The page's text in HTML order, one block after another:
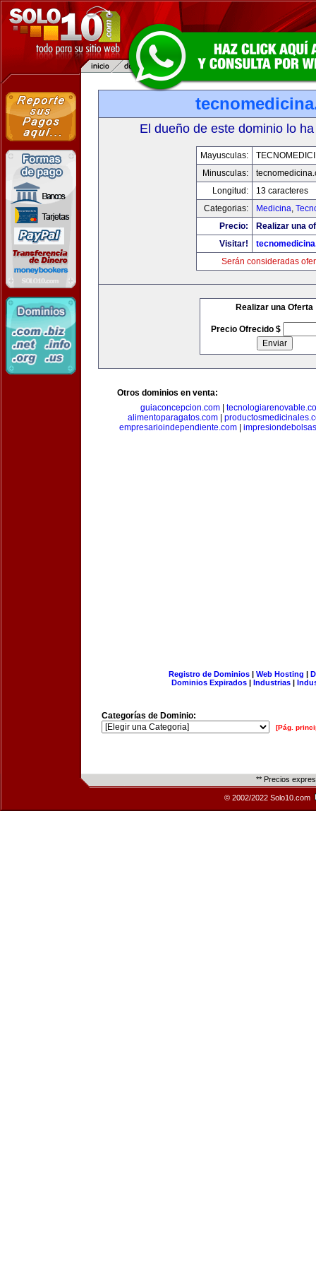
El dueño de este dominio lo
Mayusculas:
Minusculas:
Longitud:
13 caracteres
Categorias:
Medicina,
Precio:
Realizar una
Visitar!
Serán consideradas
Realizar una Oferta
Precio Ofrecido $
Otros dominios en venta:
guiaconcepcion.com|
alimentoparagatos.com
empresarioindependiente.com
Registro de Dominios| Web Hosting |
Dominios Expirados | Industrias |
Categorías de Dominio:
[Pág.
** Precios
© 2002/2022 Solo10.com